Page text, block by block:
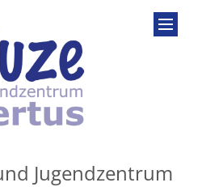
Jugendzentrum